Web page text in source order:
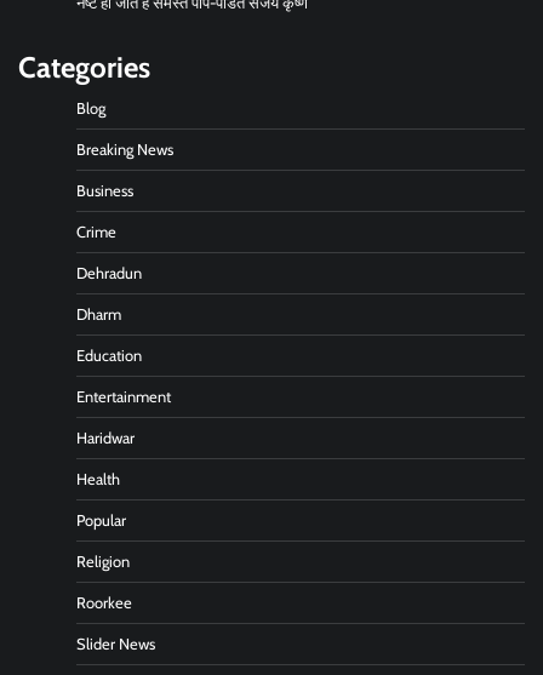
Categories
Blog
Breaking News
Business
Crime
Dehradun
Dharm
Education
Entertainment
Haridwar
Health
Popular
Religion
Roorkee
Slider News